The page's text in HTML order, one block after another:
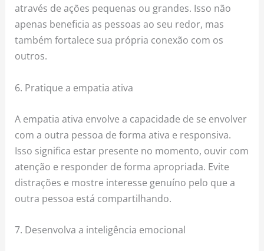
através de ações pequenas ou grandes. Isso não
apenas beneficia as pessoas ao seu redor, mas
também fortalece sua própria conexão com os
outros.
6. Pratique a empatia ativa
A empatia ativa envolve a capacidade de se envolver
com a outra pessoa de forma ativa e responsiva.
Isso significa estar presente no momento, ouvir com
atenção e responder de forma apropriada. Evite
distrações e mostre interesse genuíno pelo que a
outra pessoa está compartilhando.
7. Desenvolva a inteligência emocional